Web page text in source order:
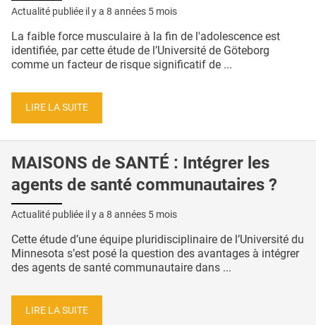
Actualité publiée il y a 8 années 5 mois
La faible force musculaire à la fin de l'adolescence est
identifiée, par cette étude de l’Université de Göteborg
comme un facteur de risque significatif de ...
LIRE LA SUITE
MAISONS de SANTÉ : Intégrer les
agents de santé communautaires ?
Actualité publiée il y a 8 années 5 mois
Cette étude d’une équipe pluridisciplinaire de l’Université du
Minnesota s’est posé la question des avantages à intégrer
des agents de santé communautaire dans ...
LIRE LA SUITE